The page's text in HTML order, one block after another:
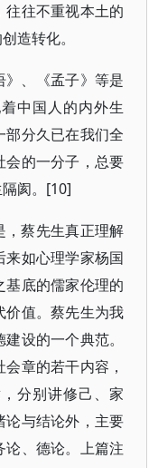
往不重视本土的
造转化。
、《孟子》等是
中国人的内外生
分久已在我们全
会的一分子，总要
阂。[10]
，蔡先生真正理解
如心理学家杨国
底的儒家伦理的
价值。蔡先生为我
设的一个典范。
章的若干内容，
分别讲修己、家
论与结论外，主要
论、德论。上篇注